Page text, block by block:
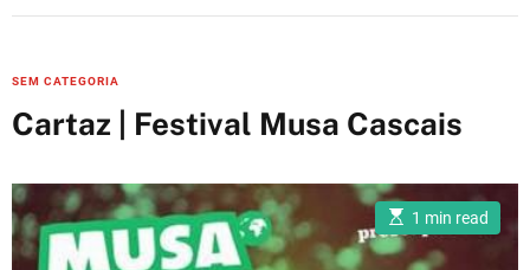
C
a
t
g
o
r
SEM CATEGORIA
Cartaz | Festival Musa Cascais
E
s
t
1 min read